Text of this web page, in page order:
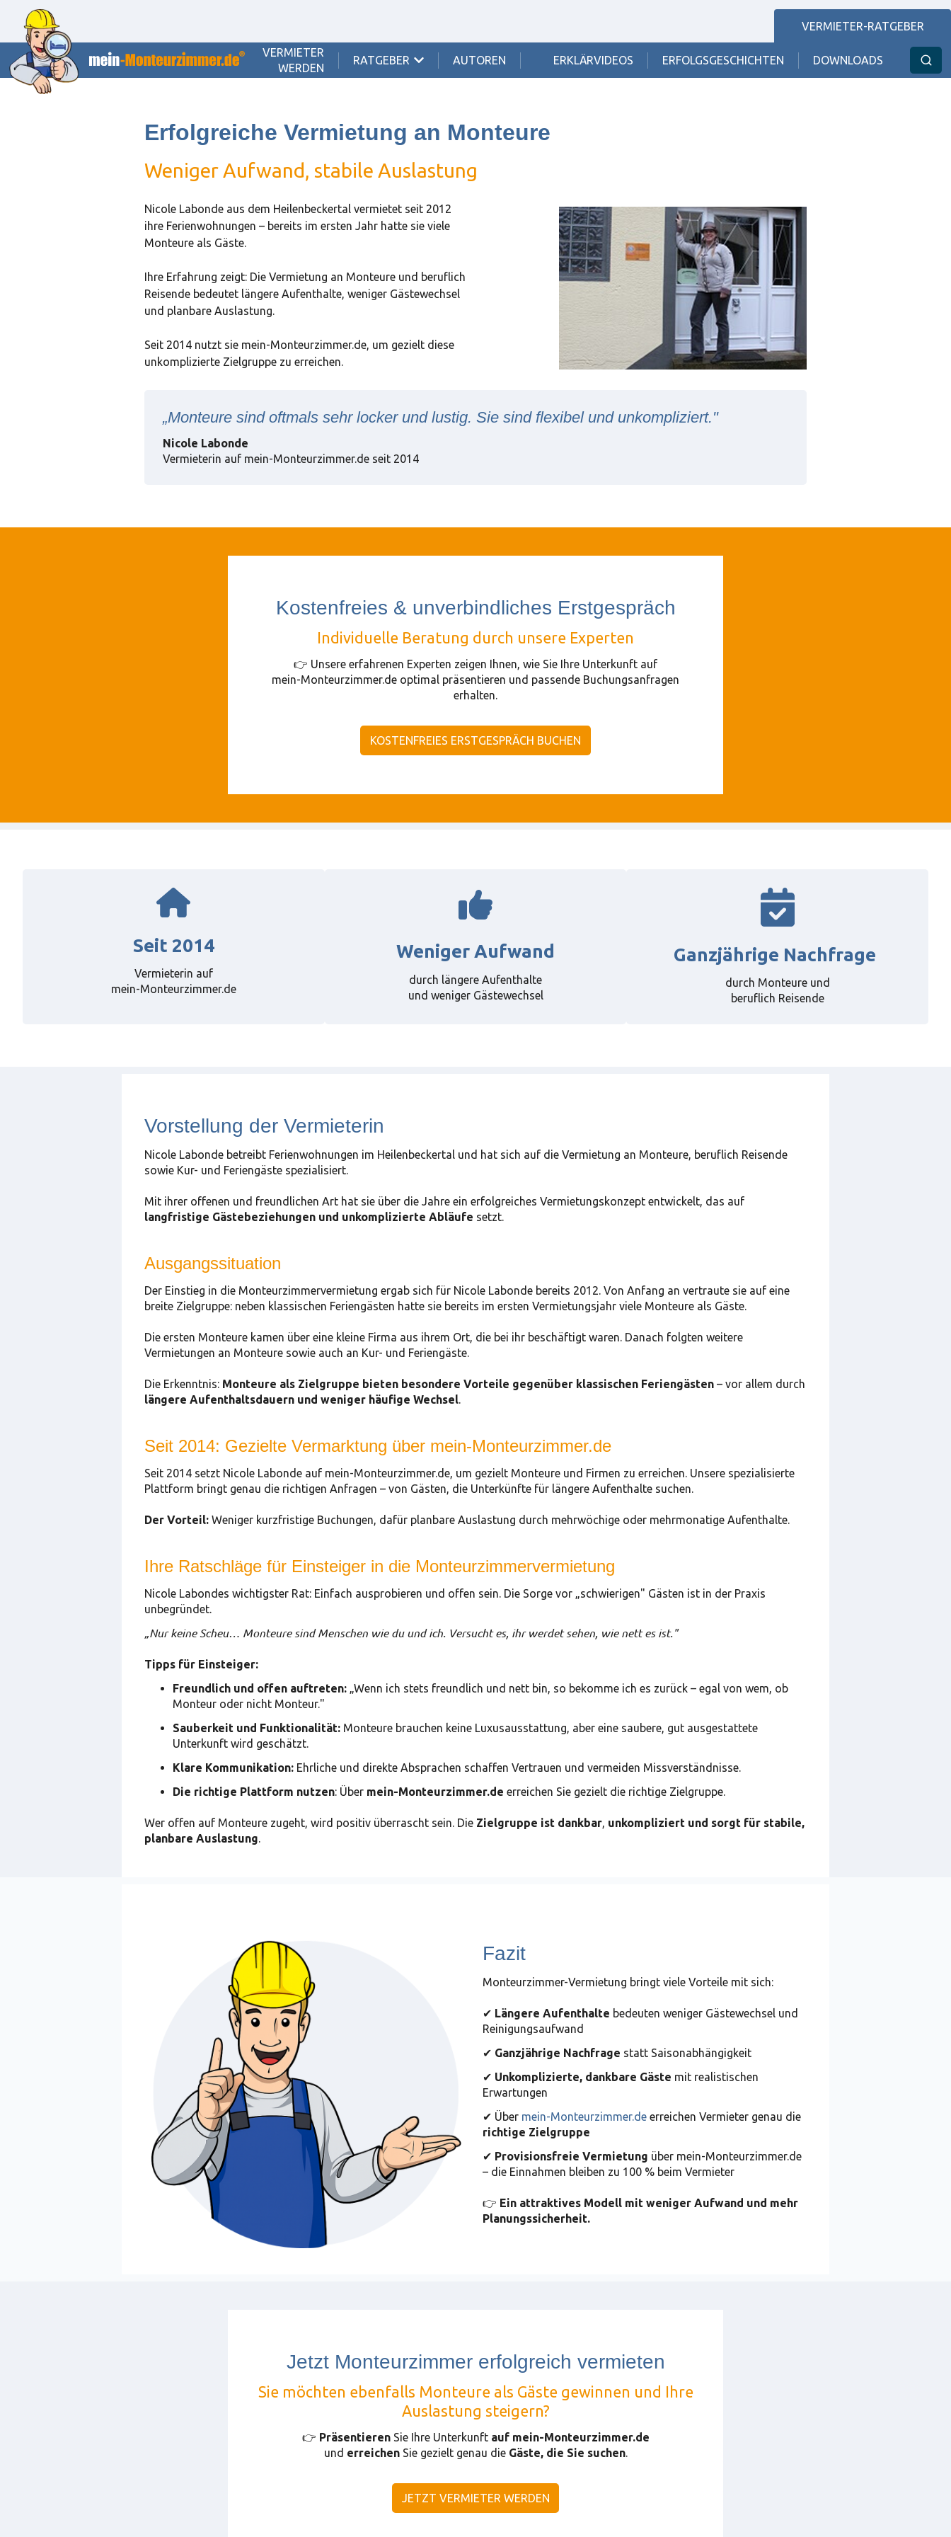
VERMIETER-RATGEBER
VERMIETER
WERDEN
RATGEBER
SHOW SUBMENU FOR {{ LINK.LABEL }}
AUTOREN ERKLÄRVIDEOS ERFOLGSGESCHICHTEN DOWNLOADS
Erfolgreiche Vermietung an Monteure
Weniger Aufwand, stabile Auslastung
Nicole Labonde aus dem Heilenbeckertal vermietet seit 2012
ihre Ferienwohnungen – bereits im ersten Jahr hatte sie viele
Monteure als Gäste.
Ihre Erfahrung zeigt: Die Vermietung an Monteure und beruflich
Reisende bedeutet längere Aufenthalte, weniger Gästewechsel
und planbare Auslastung.
Seit 2014 nutzt sie mein-Monteurzimmer.de, um gezielt diese
unkomplizierte Zielgruppe zu erreichen.
„Monteure sind oftmals sehr locker und lustig. Sie sind flexibel und unkompliziert."
Nicole Labonde
Vermieterin auf mein-Monteurzimmer.de seit 2014
Kostenfreies & unverbindliches Erstgespräch
Individuelle Beratung durch unsere Experten
👉 Unsere erfahrenen Experten zeigen Ihnen, wie Sie Ihre Unterkunft auf
mein-Monteurzimmer.de optimal präsentieren und passende Buchungsanfragen
erhalten.
KOSTENFREIES ERSTGESPRÄCH BUCHEN
Seit 2014
Vermieterin auf
mein-Monteurzimmer.de
Weniger Aufwand
durch längere Aufenthalte
und weniger Gästewechsel
Ganzjährige Nachfrage
durch Monteure und
beruflich Reisende
Vorstellung der Vermieterin
Nicole Labonde betreibt Ferienwohnungen im Heilenbeckertal und hat sich auf die Vermietung an Monteure, beruflich Reisende
sowie Kur- und Feriengäste spezialisiert.
Mit ihrer offenen und freundlichen Art hat sie über die Jahre ein erfolgreiches Vermietungskonzept entwickelt, das auf
langfristige Gästebeziehungen und unkomplizierte Abläufe setzt.
Ausgangssituation
Der Einstieg in die Monteurzimmervermietung ergab sich für Nicole Labonde bereits 2012. Von Anfang an vertraute sie auf eine
breite Zielgruppe: neben klassischen Feriengästen hatte sie bereits im ersten Vermietungsjahr viele Monteure als Gäste.
Die ersten Monteure kamen über eine kleine Firma aus ihrem Ort, die bei ihr beschäftigt waren. Danach folgten weitere
Vermietungen an Monteure sowie auch an Kur- und Feriengäste.
Die Erkenntnis: Monteure als Zielgruppe bieten besondere Vorteile gegenüber klassischen Feriengästen – vor allem durch
längere Aufenthaltsdauern und weniger häufige Wechsel.
Seit 2014: Gezielte Vermarktung über mein-Monteurzimmer.de
Seit 2014 setzt Nicole Labonde auf mein-Monteurzimmer.de, um gezielt Monteure und Firmen zu erreichen. Unsere spezialisierte
Plattform bringt genau die richtigen Anfragen – von Gästen, die Unterkünfte für längere Aufenthalte suchen.
Der Vorteil: Weniger kurzfristige Buchungen, dafür planbare Auslastung durch mehrwöchige oder mehrmonatige Aufenthalte.
Ihre Ratschläge für Einsteiger in die Monteurzimmervermietung
Nicole Labondes wichtigster Rat: Einfach ausprobieren und offen sein. Die Sorge vor „schwierigen" Gästen ist in der Praxis
unbegründet.
„Nur keine Scheu… Monteure sind Menschen wie du und ich. Versucht es, ihr werdet sehen, wie nett es ist."
Tipps für Einsteiger:
Freundlich und offen auftreten: „Wenn ich stets freundlich und nett bin, so bekomme ich es zurück – egal von wem, ob
Monteur oder nicht Monteur."
Sauberkeit und Funktionalität: Monteure brauchen keine Luxusausstattung, aber eine saubere, gut ausgestattete
Unterkunft wird geschätzt.
Klare Kommunikation: Ehrliche und direkte Absprachen schaffen Vertrauen und vermeiden Missverständnisse.
Die richtige Plattform nutzen: Über mein-Monteurzimmer.de erreichen Sie gezielt die richtige Zielgruppe.
Wer offen auf Monteure zugeht, wird positiv überrascht sein. Die Zielgruppe ist dankbar, unkompliziert und sorgt für stabile,
planbare Auslastung.
Fazit
Monteurzimmer-Vermietung bringt viele Vorteile mit sich:
✔ Längere Aufenthalte bedeuten weniger Gästewechsel und
Reinigungsaufwand
✔ Ganzjährige Nachfrage statt Saisonabhängigkeit
✔ Unkomplizierte, dankbare Gäste mit realistischen
Erwartungen
✔ Über mein-Monteurzimmer.de erreichen Vermieter genau die
richtige Zielgruppe
✔ Provisionsfreie Vermietung über mein-Monteurzimmer.de
– die Einnahmen bleiben zu 100 % beim Vermieter
👉 Ein attraktives Modell mit weniger Aufwand und mehr
Planungssicherheit.
Jetzt Monteurzimmer erfolgreich vermieten
Sie möchten ebenfalls Monteure als Gäste gewinnen und Ihre
Auslastung steigern?
👉 PräsentierenSie Ihre Unterkunft auf mein-Monteurzimmer.de
und erreichenSie gezielt genau die Gäste, die Sie suchen.
JETZT VERMIETER WERDEN